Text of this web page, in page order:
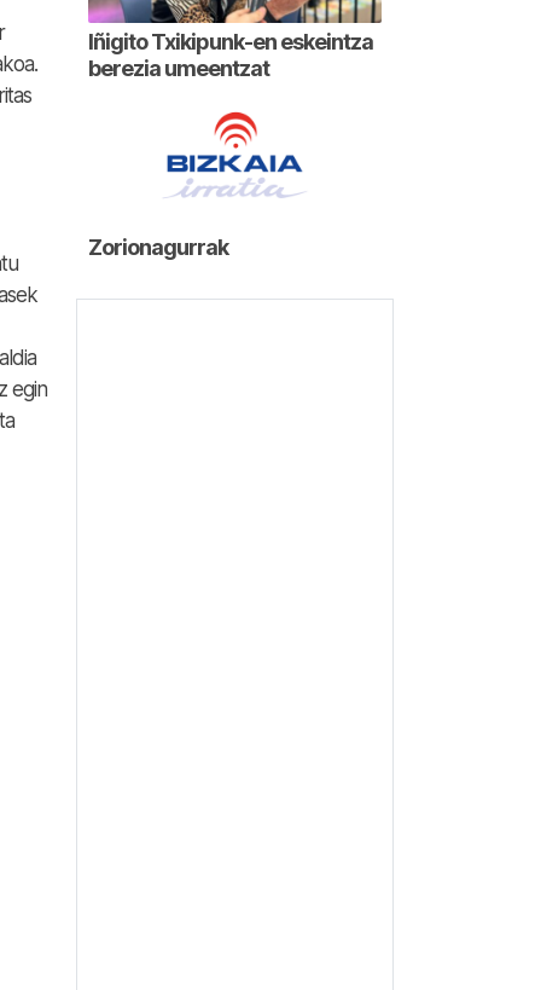
egin
Iñigito Txikipunk-en eskeintza
berezia umeentzat
Zorionagurrak